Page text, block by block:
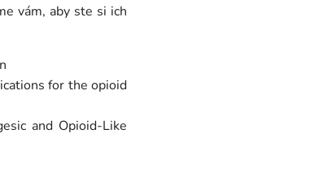
vám, aby ste si ich
for the opioid
and Opioid-Like